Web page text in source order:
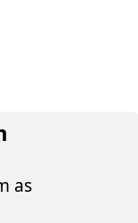
as